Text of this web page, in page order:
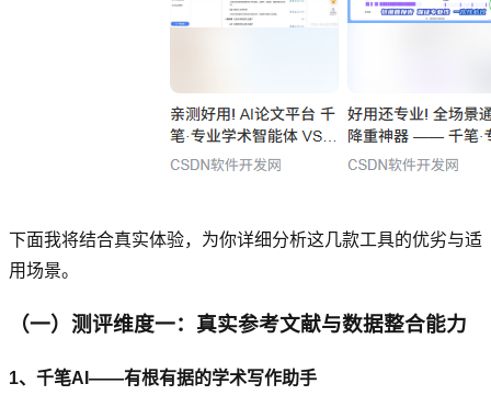
下面我将结合真实体验，为你详细分析这几款工具的优劣与适
用场景。
（一）测评维度一：真实参考文献与数据整合能力
1、千笔AI——有根有据的学术写作助手